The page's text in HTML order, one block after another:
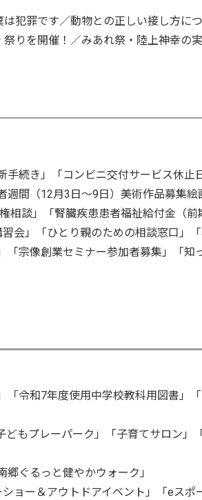
犯罪です／動物との正しい接し方に
りを開催！／みあれ祭・陸上神幸の
続き」「コンビニ交付サービス休止日
間（12月3日～9日）美術作品募集絵
相談」「腎臓疾患患者福祉給付金（前
会」「ひとり親のための相談窓口」
宗像創業セミナー参加者募集」「知
令和7年度使用中学校教科用図書」「
もプレーパーク」「子育てサロン」
ぐるっと健やかウォーク」
ョー＆アウトドアイベント」「eスポ